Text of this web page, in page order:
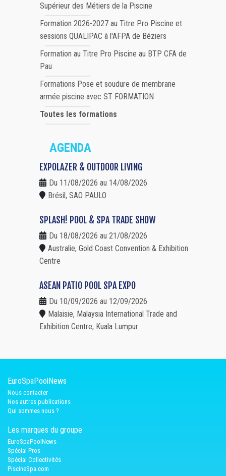
Supérieur des Métiers de la Piscine
Formation 2026-2027 au Titre Pro Piscine et
sessions QUALIPAC à l'AFPA de Béziers
Formation au Titre Pro Piscine au BTP CFA de
Pau
Formations Pose et soudure de membrane
armée piscine avec ST FORMATION
Toutes les formations
AGENDA
EXPOLAZER & OUTDOOR LIVING
Du 11/08/2026 au 14/08/2026
Brésil, SAO PAULO
SPLASH! POOL & SPA TRADE SHOW
Du 18/08/2026 au 21/08/2026
Australie, Gold Coast Convention & Exhibition
Centre
ASEAN PATIO POOL SPA EXPO
Du 10/09/2026 au 12/09/2026
Malaisie, Malaysia International Trade and
Exhibition Centre, Kuala Lumpur
EuroSpaPoolNews
Nous contacter
Nos autres publications
Qui sommes nous ?
Les marques du groupe
EuroSpaPoolNews
Spécial Pros
Spécial Collectivités
PiscineSpa.com